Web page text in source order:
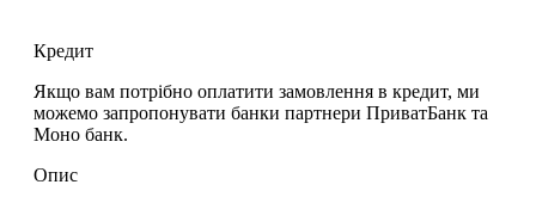
Кредит
Якщо вам потрібно оплатити замовлення в кредит, ми
можемо запропонувати банки партнери ПриватБанк та
Моно банк.
Опис